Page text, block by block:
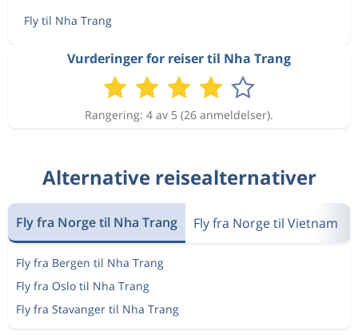
Fly til Nha Trang
Vurderinger for reiser til Nha Trang
Rangering: 4 av 5 (26 anmeldelser).
Alternative reisealternativer
Fly fra Norge til Nha Trang Fly fra Norge til Vietnam
Fly fra Bergen til Nha Trang
Fly fra Oslo til Nha Trang
Fly fra Stavanger til Nha Trang